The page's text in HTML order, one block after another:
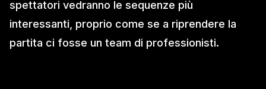
spettatori vedranno le sequenze più
interessanti, proprio come se a riprendere la
partita ci fosse un team di professionisti.